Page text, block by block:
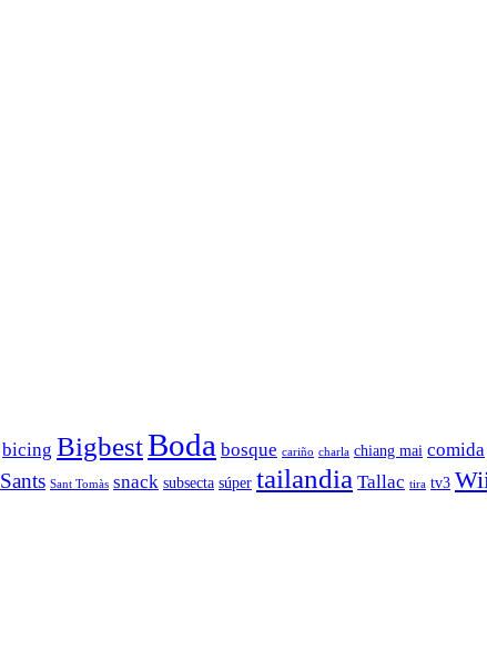
bicing BigbestBoda bosque cariño charla chiang mai comida
Sants Sant Tomàs snack subsecta súper tailandia Tallac tira tv3 Wii